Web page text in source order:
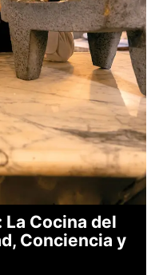
Cocina del
Conciencia y